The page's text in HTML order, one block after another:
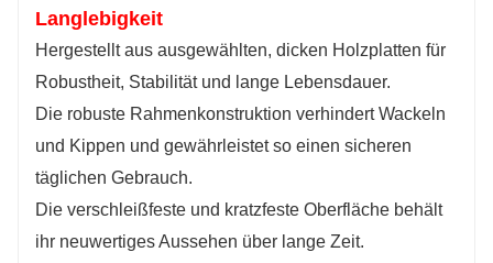
Langlebigkeit
Hergestellt aus ausgewählten, dicken Holzplatten für
Robustheit, Stabilität und lange Lebensdauer.
Die robuste Rahmenkonstruktion verhindert Wackeln
und Kippen und gewährleistet so einen sicheren
täglichen Gebrauch.
Die verschleißfeste und kratzfeste Oberfläche behält
ihr neuwertiges Aussehen über lange Zeit.